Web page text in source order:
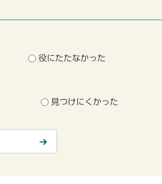
役にたたなかった
見つけにくかった